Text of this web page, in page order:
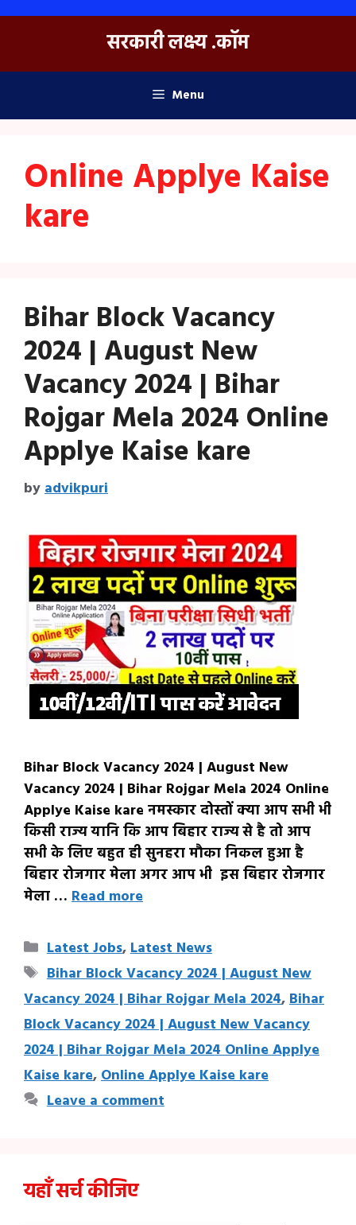
Skip
सरकारी लक्ष्य .कॉम
Menu
Online Applye Kaise
kare
Bihar Block Vacancy
2024 | August New
Vacancy 2024 | Bihar
Rojgar Mela 2024 Online
Applye Kaise kare
byadvikpuri
Bihar Block Vacancy 2024 | August New
Vacancy 2024 | Bihar Rojgar Mela 2024 Online
Applye Kaise kare नमस्कार दोस्तों क्या आप सभी भी
किसी राज्य यानि कि आप बिहार राज्य से है तो आप
सभी के लिए बहुत ही सुनहरा मौका निकल हुआ है
बिहार रोजगार मेला अगर आप भी इस बिहार रोजगार
मेला … Read more
Categories
Latest Jobs,Latest News
Tags
Bihar Block Vacancy 2024 | August New
Vacancy 2024 | Bihar Rojgar Mela 2024,Bihar
Block Vacancy 2024 | August New Vacancy
2024 | Bihar Rojgar Mela 2024 Online Applye
Kaise kare,Online Applye Kaise kare
Leave a comment
यहाँ सर्च कीजिए